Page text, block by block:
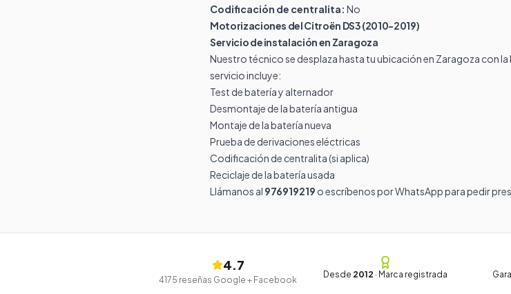
Codificación de centralita: No
Motorizaciones del Citroën DS3 (2010-2019)
Servicio de instalación en Zaragoza
Nuestro técnico se desplaza hasta tu ubicación en Zaragoza con
servicio incluye:
Test de batería y alternador
Desmontaje de la batería antigua
Montaje de la batería nueva
Prueba de derivaciones eléctricas
Codificación de centralita (si aplica)
Reciclaje de la batería usada
Llámanos al 976919219 o escríbenos porWhatsApppara pedir
4.7
4175 reseñas Google + Facebook
Desde 2012 · Marca registrada